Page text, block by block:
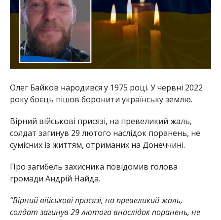
Олег Байков народився у 1975 році. У червні 2022
року боєць пішов боронити українську землю.
Вірний військові присязі, на превеликий жаль,
солдат загинув 29 лютого наслідок поранень, не
сумісних із життям, отриманих на Донеччині.
Про загибель захисника повідомив голова
громади Андрій Найда.
“Вірний військові присязі, на превеликий жаль,
солдат загинув 29 лютого внаслідок поранень, не